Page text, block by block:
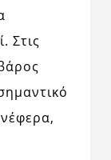
Στις